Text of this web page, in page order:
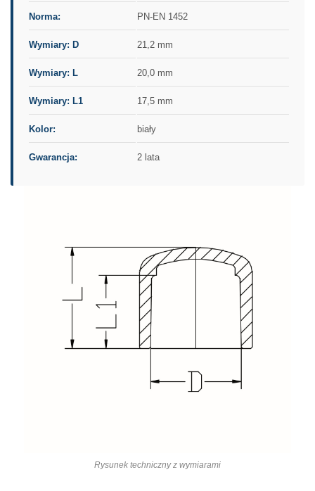
Norma: PN-EN 1452
Wymiary: D 21,2 mm
Wymiary: L 20,0 mm
Wymiary: L1 17,5 mm
Kolor: biały
Gwarancja: 2 lata
Rysunek techniczny z wymiarami